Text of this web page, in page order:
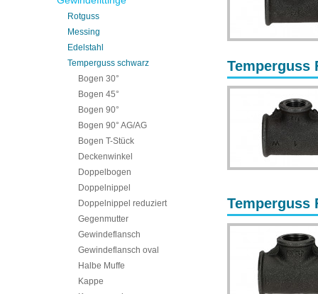
Temperguss
Temperguss
Rotguss
Messing
Edelstahl
Temperguss schwarz
Bogen 30°
Bogen 45°
Bogen 90°
Bogen 90° AG/AG
Bogen T-Stück
Deckenwinkel
Doppelbogen
Doppelnippel
Doppelnippel reduziert
Gegenmutter
Gewindeflansch
Gewindeflansch oval
Halbe Muffe
Kappe